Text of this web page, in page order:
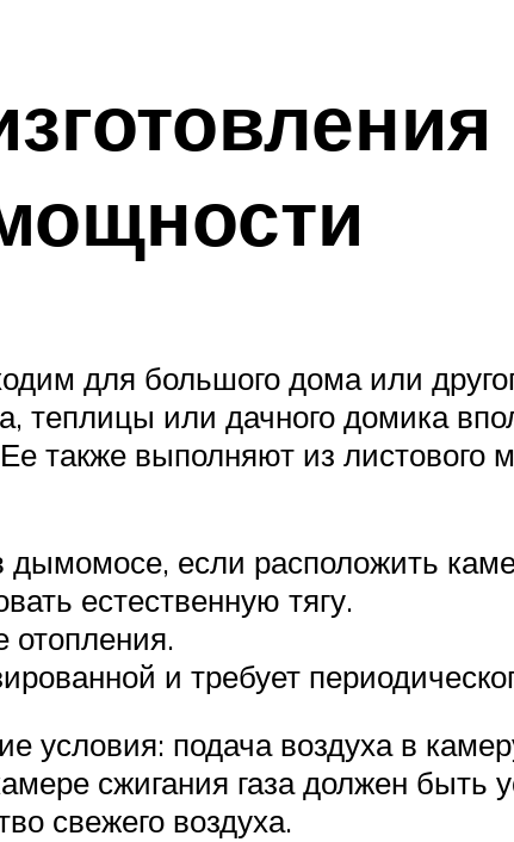
для большого дома или
теплицы или дачного домика
также выполняют из листового
дымомосе, если расположить
естественную тягу.
отопления.
и требует
условия: подача воздуха в
сжигания газа должен быть
свежего воздуха.